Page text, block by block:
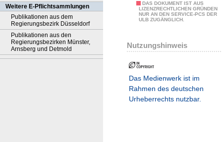
Weitere E-Pflichtsammlungen
Publikationen aus dem
Regierungsbezirk Düsseldorf
Publikationen aus den
Regierungsbezirken Münster,
Arnsberg und Detmold
DAS DOKUMENT IST AUS
LIZENZRECHTLICHEN GRÜNDEN
NUR AN DEN SERVICE-PCS DER
ULB ZUGÄNGLICH.
Nutzungshinweis
Das Medienwerk ist im
Rahmen des deutschen
Urheberrechts nutzbar.